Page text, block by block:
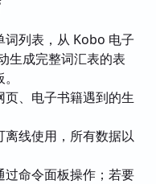
词列表，从 Kobo 电子
生成完整词汇表的表
页、电子书籍遇到的生
线使用，所有数据以
过命令面板操作；若要